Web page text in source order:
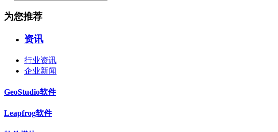
为您推荐
资讯
行业资讯
企业新闻
GeoStudio软件
Leapfrog软件